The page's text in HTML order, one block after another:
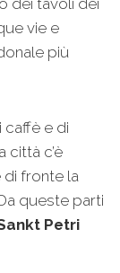
dei tavoli dei
vie e
più
caffè e di
città c’è
di fronte la
queste parti
Petri